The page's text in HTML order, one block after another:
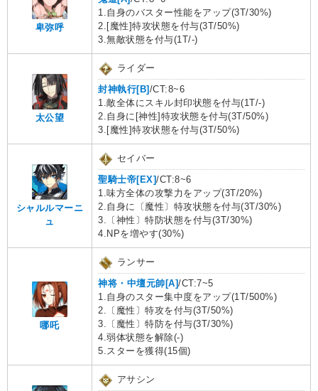
卑弥呼
1.自身のバスター性能をアップ(3T/30%)
2.[魔性]特攻状態を付与(3T/50%)
3.無敵状態を付与(1T/-)
太公望
ライダー
封神執行[B] /CT:8~6
1.敵全体にスキル封印状態を付与(1T/-)
2.自身に[神性]特攻状態を付与(3T/50%)
3.[魔性]特攻状態を付与(3T/50%)
シャルルマーニ
ュ
セイバー
聖騎士帝[EX]/CT:8~6
1.味方全体の攻撃力をアップ(3T/20%)
2.自身に〔魔性〕特攻状態を付与(3T/30%)
3.〔神性〕特防状態を付与(3T/30%)
4.NPを増やす(30%)
哪吒
ランサー
神将・中壇元帥[A]/CT:7~5
1.自身のスター集中度をアップ(1T/500%)
2.〔魔性〕特攻を付与(3T/50%)
3.〔魔性〕特防を付与(3T/30%)
4.弱体状態を解除(-)
5.スターを獲得(15個)
アサシン